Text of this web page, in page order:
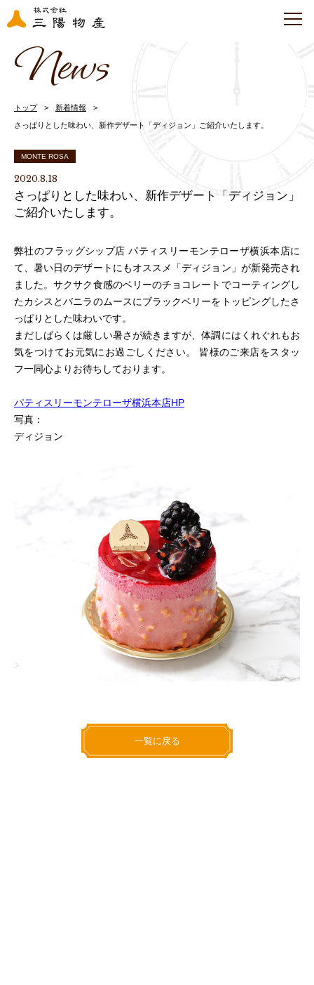
News
トップ 新着情報
さっぱりとした味わい、新作デザート「ディジョン」ご紹介いたします。
MONTE ROSA
2020.8.18
さっぱりとした味わい、新作デザート「ディジョン」
ご紹介いたします。
弊社のフラッグシップ店 パティスリーモンテローザ横浜本店に
て、暑い日のデザートにもオススメ「ディジョン」が新発売され
ました。サクサク食感のベリーのチョコレートでコーティングし
たカシスとバニラのムースにブラックベリーをトッピングしたさ
っぱりとした味わいです。
まだしばらくは厳しい暑さが続きますが、体調にはくれぐれもお
気をつけてお元気にお過ごしください。 皆様のご来店をスタッ
フ一同心よりお待ちしております。
パティスリーモンテローザ横浜本店HP
写真：
ディジョン
一覧に戻る